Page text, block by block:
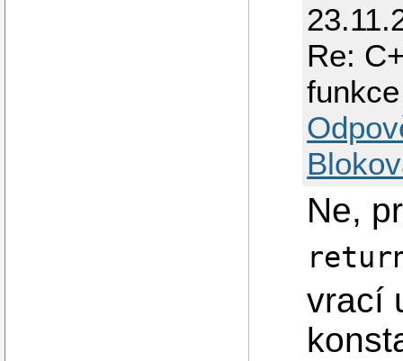
Re:
funkce
Ne,
vrací